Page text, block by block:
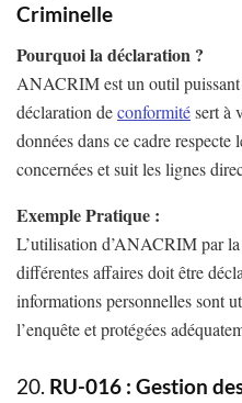
Criminelle
Pourquoi la déclaration ?
ANACRIM est un outil
déclaration deconformitésert à
données dans ce cadre respecte
concernées et suit les lignes
Exemple Pratique :
L’utilisation d’ANACRIM par
différentes affaires doit être
informations personnelles sont
l’enquête et protégées
20. RU-016 : Gestion